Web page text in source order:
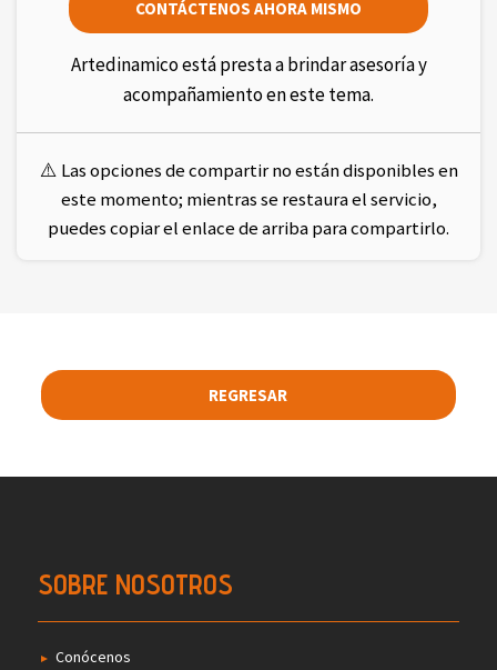
CONTÁCTENOS AHORA MISMO
Artedinamico está presta a brindar asesoría y
acompañamiento en este tema.
⚠️ Las opciones de compartir no están disponibles en
este momento; mientras se restaura el servicio,
puedes copiar el enlace de arriba para compartirlo.
REGRESAR
SOBRE NOSOTROS
Conócenos